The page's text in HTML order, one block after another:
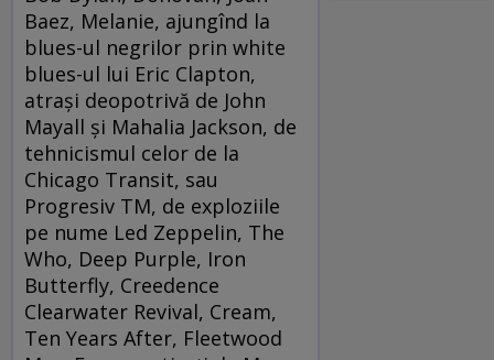
Baez, Melanie, ajungînd la
blues-ul negrilor prin white
blues-ul lui Eric Clapton,
atraşi deopotrivă de John
Mayall şi Mahalia Jackson, de
tehnicismul celor de la
Chicago Transit, sau
Progresiv TM, de exploziile
pe nume Led Zeppelin, The
Who, Deep Purple, Iron
Butterfly, Creedence
Clearwater Revival, Cream,
Ten Years After, Fleetwood